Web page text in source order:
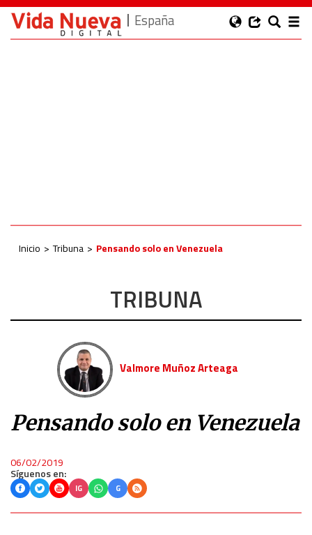
España
Inicio Tribuna Pensando solo en Venezuela
TRIBUNA
Valmore Muñoz Arteaga
Pensando solo en Venezuela
06/02/2019
Síguenos en:
IG G